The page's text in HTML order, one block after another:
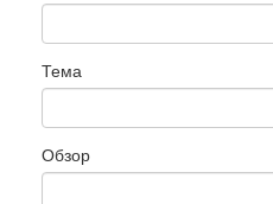
Тема
Обзор